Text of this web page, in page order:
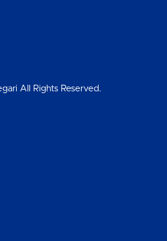
All Rights Reserved.